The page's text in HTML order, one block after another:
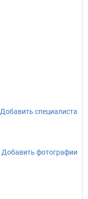
Добавить специалиста
Добавить фотографии